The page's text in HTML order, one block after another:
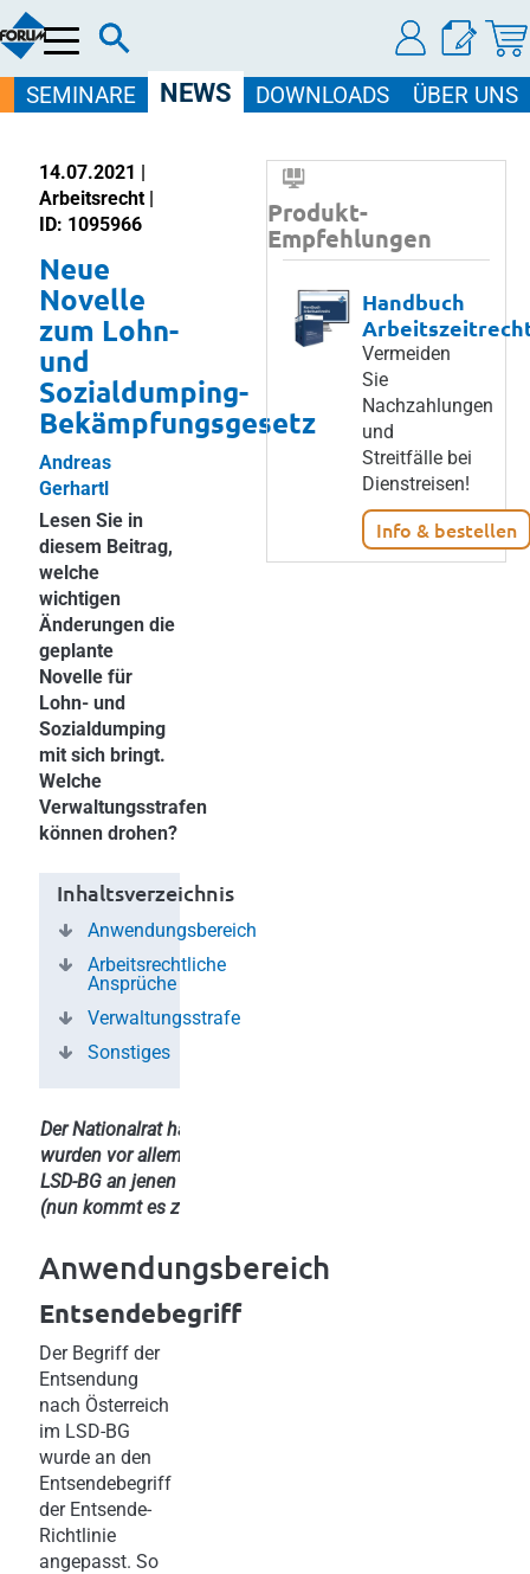
Menü
SEMINARE NEWS DOWNLOADS ÜBER UNS
14.07.2021 |
Arbeitsrecht |
ID: 1095966
Neue
Novelle
zum Lohn-
und
Sozialdumping-
Bekämpfungsgesetz
Andreas
Gerhartl
Lesen Sie in
diesem Beitrag,
welche
wichtigen
Änderungen die
geplante
Novelle für
Lohn- und
Sozialdumping
mit sich bringt.
Welche
Verwaltungsstrafen
können drohen?
Inhaltsverzeichnis
Anwendungsbereich
Arbeitsrechtliche
Ansprüche
Verwaltungsstrafe
Sonstiges
Der Nationalrat hat noch vor der Sommerpause eine
wurden vor allem die Verwaltungsstrafbestimmungen im
LSD-BG an jenen der Entsenderichtlinie angeglichen. Die
(nun kommt es zu einer zeitlichen Verzögerung des
Anwendungsbereich
Entsendebegriff
Der Begriff der
Entsendung
nach Österreich
im LSD-BG
wurde an den
Entsendebegriff
der Entsende-
Richtlinie
angepasst. So
Produkt-
Empfehlungen
Handbuch
Vermeiden
Sie
Nachzahlungen
und
Streitfälle bei
Dienstreisen!
Info & bestellen